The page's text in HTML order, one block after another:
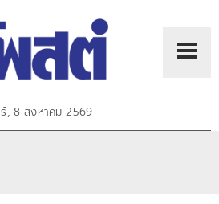
ร์, 8 สิงหาคม 2569